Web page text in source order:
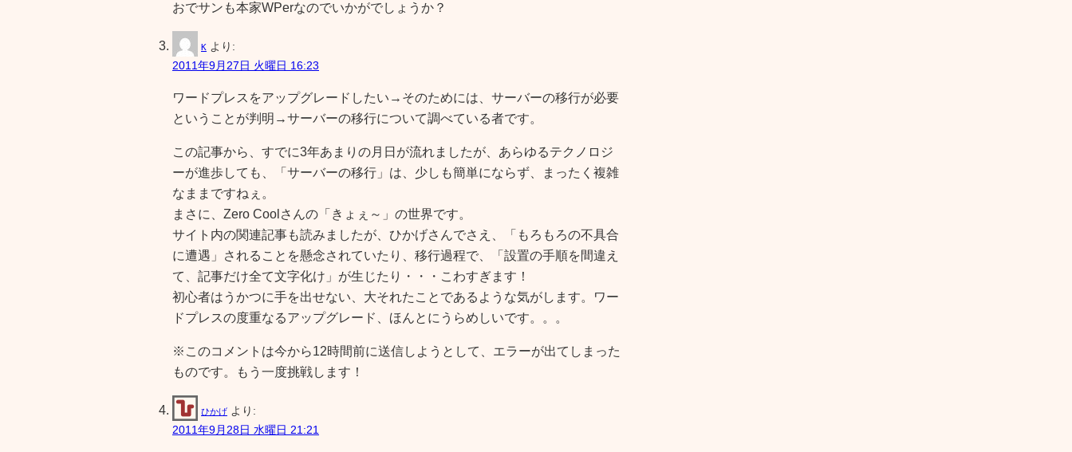
おでサンも本家WPerなのでいかがでしょうか？
K より:
2011年9月27日 火曜日 16:23
ワードプレスをアップグレードしたい→そのためには、サーバーの移行が必要
ということが判明→サーバーの移行について調べている者です。
この記事から、すでに3年あまりの月日が流れましたが、あらゆるテクノロジ
ーが進歩しても、「サーバーの移行」は、少しも簡単にならず、まったく複雑
なままですねぇ。
まさに、Zero Coolさんの「きょぇ～」の世界です。
サイト内の関連記事も読みましたが、ひかげさんでさえ、「もろもろの不具合
に遭遇」されることを懸念されていたり、移行過程で、「設置の手順を間違え
て、記事だけ全て文字化け」が生じたり・・・こわすぎます！
初心者はうかつに手を出せない、大それたことであるような気がします。ワー
ドプレスの度重なるアップグレード、ほんとにうらめしいです。。。
※このコメントは今から12時間前に送信しようとして、エラーが出てしまった
ものです。もう一度挑戦します！
ひかげ より:
2011年9月28日 水曜日 21:21